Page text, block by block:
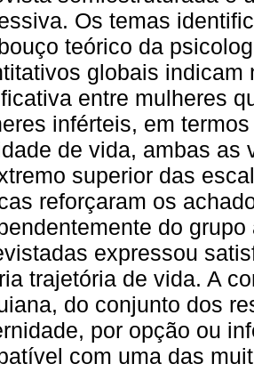
Os temas
teórico da
globais
entre mulheres
inférteis, em
de vida, ambas as
superior das
reforçaram os
do
expressou
trajetória de vida. A
do conjunto dos
por opção ou
com uma das